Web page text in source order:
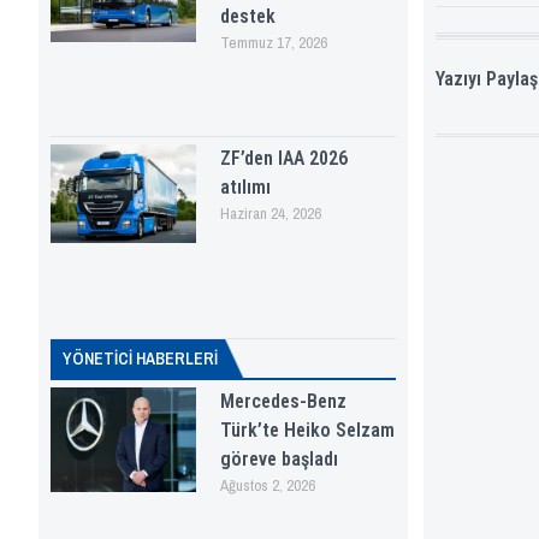
destek
Temmuz 17, 2026
ZF’den IAA 2026
atılımı
Haziran 24, 2026
YÖNETICI HABERLERI
Mercedes-Benz
Türk’te Heiko Selzam
göreve başladı
Ağustos 2, 2026
Yazıyı